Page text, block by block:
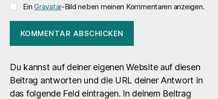
EinGravatar-Bild neben meinen Kommentaren anzeigen.
Du kannst auf deiner eigenen Website auf diesen
Beitrag antworten und die URL deiner Antwort in
das folgende Feld eintragen. In deinem Beitrag